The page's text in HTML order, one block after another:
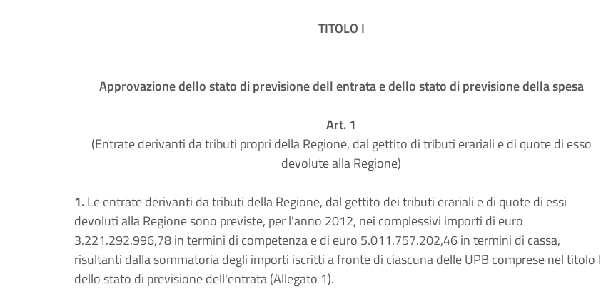
TITOLO I
Approvazione dello stato di previsione dell entrata e dello stato di previsione della spesa
Art. 1
(Entrate derivanti da tributi propri della Regione, dal gettito di tributi erariali e di quote di esso
devolute alla Regione)
1.Le entrate derivanti da tributi della Regione, dal gettito dei tributi erariali e di quote di essi
devoluti alla Regione sono previste, per l'anno 2012, nei complessivi importi di euro
3.221.292.996,78 in termini di competenza e di euro 5.011.757.202,46 in termini di cassa,
risultanti dalla sommatoria degli importi iscritti a fronte di ciascuna delle UPB comprese nel titolo I
dello stato di previsione dell'entrata (Allegato 1).